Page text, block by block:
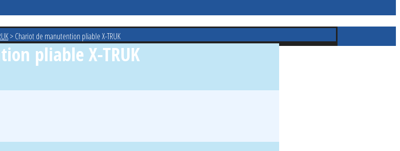
>Chariot de manutention pliable X-TRUK
pliable X-TRUK